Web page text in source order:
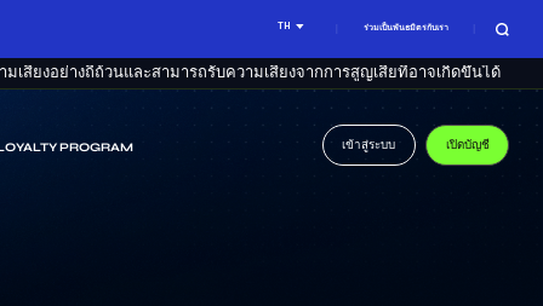
TH ร่วมเป็นพันธมิตรกับเรา
สี่ยงอย่างถี่ถ้วนและสามารถรับความเสี่ยงจากการสูญเสียที่อาจเกิดขึ้นได้
PROGRAM เข้าสู่ระบบ เปิดบัญชี